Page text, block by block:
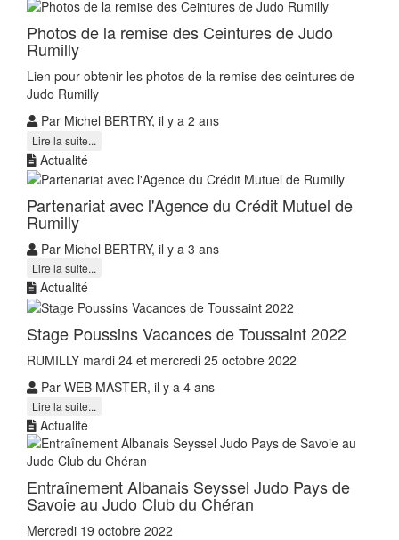
Photos de la remise des Ceintures de Judo
Rumilly
Lien pour obtenir les photos de la remise des ceintures de
Judo Rumilly
Par Michel BERTRY, il y a 2 ans
Lire la suite...
Actualité
Partenariat avec l'Agence du Crédit Mutuel de
Rumilly
Par Michel BERTRY, il y a 3 ans
Lire la suite...
Actualité
Stage Poussins Vacances de Toussaint 2022
RUMILLY mardi 24 et mercredi 25 octobre 2022
Par WEB MASTER, il y a 4 ans
Lire la suite...
Actualité
Entraînement Albanais Seyssel Judo Pays de
Savoie au Judo Club du Chéran
Mercredi 19 octobre 2022